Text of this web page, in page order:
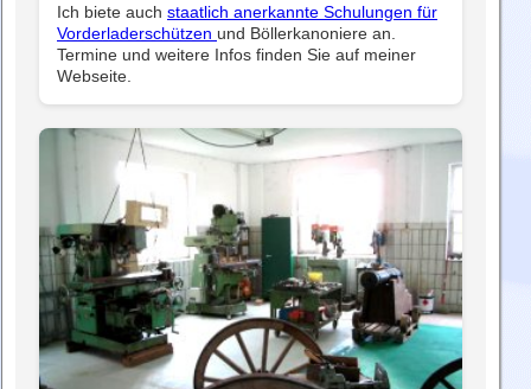
Ich biete auch staatlich anerkannte Schulungen für
Vorderladerschützen und Böllerkanoniere an.
Termine und weitere Infos finden Sie auf meiner
Webseite.